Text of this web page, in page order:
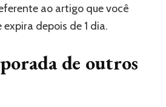
ao artigo que você
depois de 1 dia.
de outros